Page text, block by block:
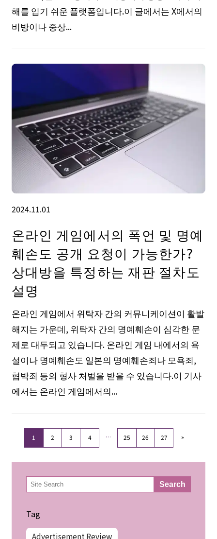
해를 입기 쉬운 플랫폼입니다.이 글에서는 X에서의
비방이나 중상...
2024.11.01
온라인 게임에서의 폭언 및 명예
훼손도 공개 요청이 가능한가?
상대방을 특정하는 재판 절차도
설명
온라인 게임에서 위탁자 간의 커뮤니케이션이 활발
해지는 가운데, 위탁자 간의 명예훼손이 심각한 문
제로 대두되고 있습니다. 온라인 게임 내에서의 욕
설이나 명예훼손도 일본의 명예훼손죄나 모욕죄,
협박죄 등의 형사 처벌을 받을 수 있습니다.이 기사
에서는 온라인 게임에서의...
1 2 3 4 … 25 26 27 »
検
索 Search
Tag
Advertisement Review